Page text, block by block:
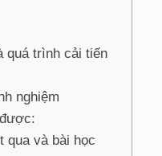
quá trình cải tiến
nghiệm
qua và bài học